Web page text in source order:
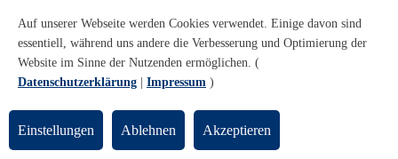
Transfer mit Schule
Schülerinnen und Schüler
MINT-Schnupperstudium
Schulklassen
Lehrkräfte
UniTransfer - Servicestelle für Transferaktivitäten
Transfermagazin der Universität Bremen
Auf unserer Webseite werden Cookies verwendet. Einige davon sind
essentiell, während uns andere die Verbesserung und Optimierung der
Website im Sinne der Nutzenden ermöglichen. (
Datenschutzerklärung
Impressum )
Einstellungen Ablehnen Akzeptieren